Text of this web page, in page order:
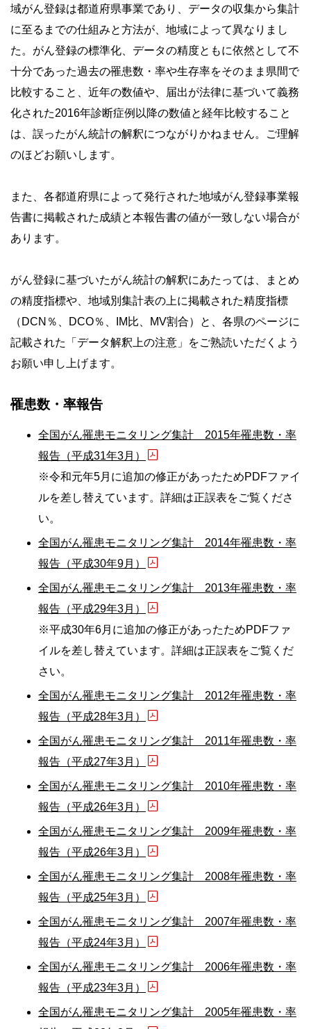
域がん登録は都道府県事業であり、データの収集から集計
に至るまでの仕組みと方法が、地域によって異なりまし
た。がん登録の標準化、データの精度ともに依然として不
十分であった過去の罹患数・率や生存率をそのまま県間で
比較すること、近年の数値や、届出が法律に基づいて義務
化された2016年診断症例以降の数値と経年比較すること
は、誤ったがん統計の解釈につながりかねません。ご理解
のほどお願いします。
また、各都道府県によって発行された地域がん登録事業報
告書に掲載された成績と本報告書の値が一致しない場合が
あります。
がん登録に基づいたがん統計の解釈にあたっては、まとめ
の精度指標や、地域別集計表の上に掲載された精度指標
（DCN％、DCO％、IM比、MV割合）と、各県のページに
記載された「データ解釈上の注意」をご熟読いただくよう
お願い申し上げます。
罹患数・率報告
全国がん罹患モニタリング集計 2015年罹患数・率
報告（平成31年3月）
※令和元年5月に追加の修正があったためPDFファイ
ルを差し替えています。詳細は正誤表をご覧くださ
い。
全国がん罹患モニタリング集計 2014年罹患数・率
報告（平成30年9月）
全国がん罹患モニタリング集計 2013年罹患数・率
報告（平成29年3月）
※平成30年6月に追加の修正があったためPDFファ
イルを差し替えています。詳細は正誤表をご覧くだ
さい。
全国がん罹患モニタリング集計 2012年罹患数・率
報告（平成28年3月）
全国がん罹患モニタリング集計 2011年罹患数・率
報告（平成27年3月）
全国がん罹患モニタリング集計 2010年罹患数・率
報告（平成26年3月）
全国がん罹患モニタリング集計 2009年罹患数・率
報告（平成26年3月）
全国がん罹患モニタリング集計 2008年罹患数・率
報告（平成25年3月）
全国がん罹患モニタリング集計 2007年罹患数・率
報告（平成24年3月）
全国がん罹患モニタリング集計 2006年罹患数・率
報告（平成23年3月）
全国がん罹患モニタリング集計 2005年罹患数・率